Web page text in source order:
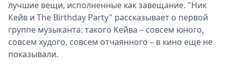
лучшие вещи, исполненные как завещание. "Ник
Кейв и The Birthday Party" рассказывает о первой
группе музыканта: такого Кейва – совсем юного,
совсем худого, совсем отчаянного – в кино еще не
показывали.